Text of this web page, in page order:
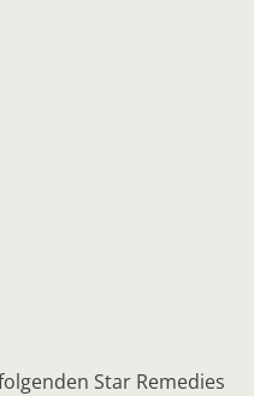
Star Remedies